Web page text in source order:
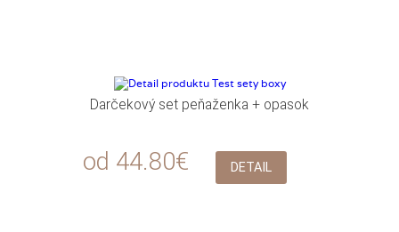
Darčekový set peňaženka + opasok
od 44.80€ DETAIL